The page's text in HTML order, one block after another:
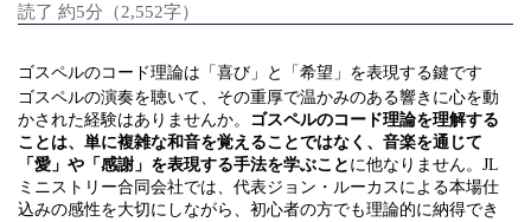
読了 約5分（2,552字）
ゴスペルのコード理論は「喜び」と「希望」を表現する鍵です
ゴスペルの演奏を聴いて、その重厚で温かみのある響きに心を動
かされた経験はありませんか。 ゴスペルのコード理論を理解する
ことは、単に複雑な和音を覚えることではなく、音楽を通じて
「愛」や「感謝」を表現する手法を学ぶこと に他なりません。JL
ミニストリー合同会社では、代表ジョン・ルーカスによる本場仕
込みの感性を大切にしながら、初心者の方でも理論的に納得でき